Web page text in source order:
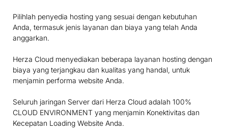
Pilihlah penyedia hosting yang sesuai dengan kebutuhan
Anda, termasuk jenis layanan dan biaya yang telah Anda
anggarkan.
Herza Cloud menyediakan beberapa layanan hosting dengan
biaya yang terjangkau dan kualitas yang handal, untuk
menjamin performa website Anda.
Seluruh jaringan Server dari Herza Cloud adalah 100%
CLOUD ENVIRONMENT yang menjamin Konektivitas dan
Kecepatan Loading Website Anda.